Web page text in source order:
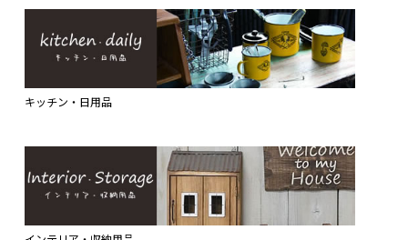
キッチン・日用品